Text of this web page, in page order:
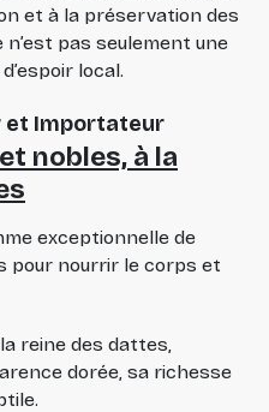
et à la préservation des
pas seulement une
local.
et Importateur
nobles, à la
exceptionnelle de
pour nourrir le corps et
reine des dattes,
dorée, sa richesse